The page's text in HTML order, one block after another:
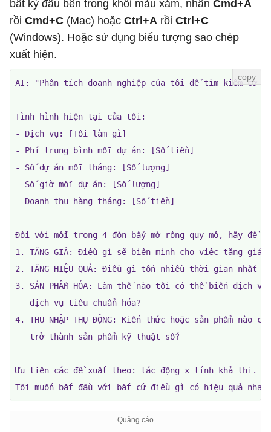
bất kỳ đâu bên trong khối màu xám, nhấn Cmd+A
rồi Cmd+C (Mac) hoặc Ctrl+A rồi Ctrl+C
(Windows). Hoặc sử dụng biểu tượng sao chép
xuất hiện.
AI: "Phân tích doanh nghiệp của tôi để tìm kiếm cơ
Tình hình hiện tại của tôi:
- Dịch vụ: [Tôi làm gì]
- Phí trung bình mỗi dự án: [Số tiền]
- Số dự án mỗi tháng: [Số lượng]
- Số giờ mỗi dự án: [Số lượng]
- Doanh thu hàng tháng: [Số tiền]
Đối với mỗi trong 4 đòn bẩy mở rộng quy mô, hãy đề
1. TĂNG GIÁ: Điều gì sẽ biện minh cho việc tăng giá
2. TĂNG HIỆU QUẢ: Điều gì tốn nhiều thời gian nhất
3. SẢN PHẨM HÓA: Làm thế nào tôi có thể biến dịch vụ
   dịch vụ tiêu chuẩn hóa?
4. THU NHẬP THỤ ĐỘNG: Kiến thức hoặc sản phẩm nào
   trở thành sản phẩm kỹ thuật số?
Ưu tiên các đề xuất theo: tác động x tính khả thi.
Tôi muốn bắt đầu với bất cứ điều gì có hiệu quả